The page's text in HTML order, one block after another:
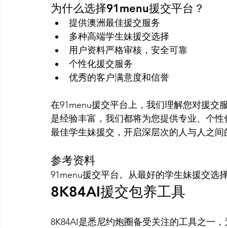
为什么选择91menu援交平台？
提供澳洲最佳援交服务
多种高端学生妹援交选择
用户资料严格审核，安全可靠
个性化援交服务
优秀的客户满意度和信誉
在91menu援交平台上，我们理解您对援交
是经验丰富，我们都将为您提供专业、个
参考资料
91menu援交平台。从最好的学生妹援交选
8K84AI援交包养工具
8K84AI是悉尼约炮圈备受关注的工具之一